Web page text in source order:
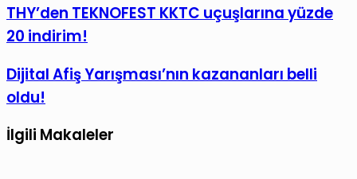
Posta
ile
THY’den
TEKNOFEST
uçuşlarına
yüzde
20
indirim!
THY’den TEKNOFEST KKTC uçuşlarına yüzde
20 indirim!
Dijital
Afiş
kazananları
Dijital Afiş Yarışması’nın kazananları belli
oldu!
İlgili Makaleler